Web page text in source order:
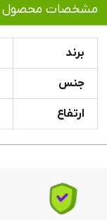
مشخصات محصول
برند
جنس
ارتفاع